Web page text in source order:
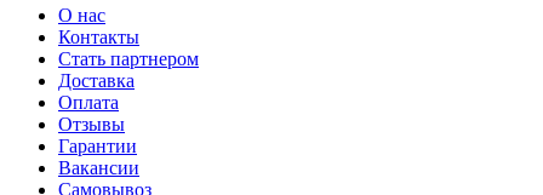
О нас
Контакты
Стать партнером
Доставка
Оплата
Отзывы
Гарантии
Вакансии
Самовывоз